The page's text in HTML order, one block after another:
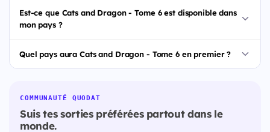
Est-ce que Cats and Dragon - Tome 6 est disponible dans
mon pays ?
Quel pays aura Cats and Dragon - Tome 6 en premier ?
COMMUNAUTÉ QUODAT
Suis tes sorties préférées partout dans le
monde.